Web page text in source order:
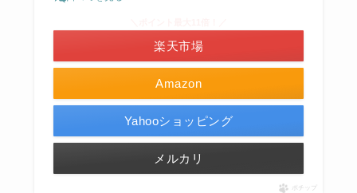
Amazon
楽天市場
Yahooショッピング
メルカリ
ポチップ